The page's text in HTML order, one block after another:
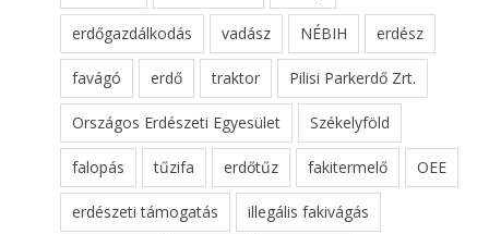
erdőgazdálkodás vadász NÉBIH erdész
favágó erdő traktor Pilisi Parkerdő Zrt.
Országos Erdészeti Egyesület Székelyföld
falopás tűzifa erdőtűz fakitermelő OEE
erdészeti támogatás illegális fakivágás